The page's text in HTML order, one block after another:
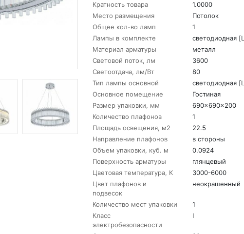
Кратность товара
1.0000
Место размещения
Потолок
Общее кол-во ламп
1
Лампы в комплекте
светодиодная
Материал арматуры
металл
Световой поток, лм
3600
Светоотдача, лм/Вт
80
Тип лампы основной
светодиодная
Основное помещение
Гостиная
Размер упаковки, мм
690x690x200
Количество плафонов
1
Площадь освещения, м2
22.5
Направление плафонов
в стороны
Объем упаковки, куб. м
0.0924
Поверхность арматуры
глянцевый
Цветовая температура, K
3000-6000
Цвет плафонов и
подвесок
неокрашенный
Количество мест упаковки
1
Класс
электробезопасности
I